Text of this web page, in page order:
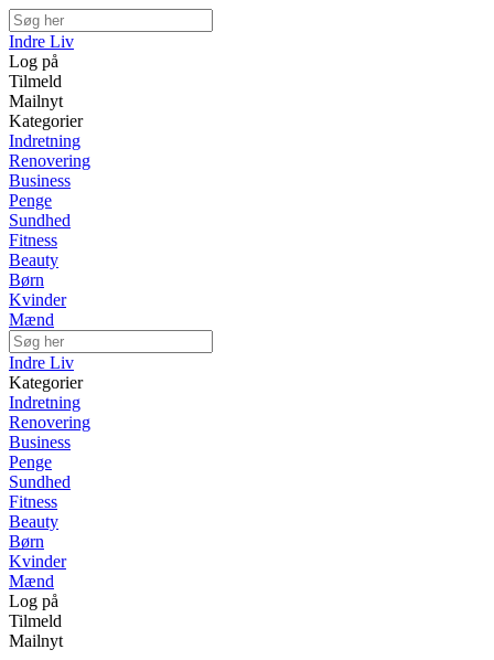
Indre Liv
Log på
Tilmeld
Mailnyt
Kategorier
Indretning
Renovering
Business
Penge
Sundhed
Fitness
Beauty
Børn
Kvinder
Mænd
Indre Liv
Kategorier
Indretning
Renovering
Business
Penge
Sundhed
Fitness
Beauty
Børn
Kvinder
Mænd
Log på
Tilmeld
Mailnyt